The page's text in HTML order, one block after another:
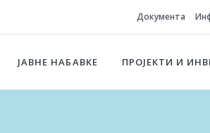
Документа
ЈАВНЕ НАБАВКЕ ПРОЈЕКТИ И